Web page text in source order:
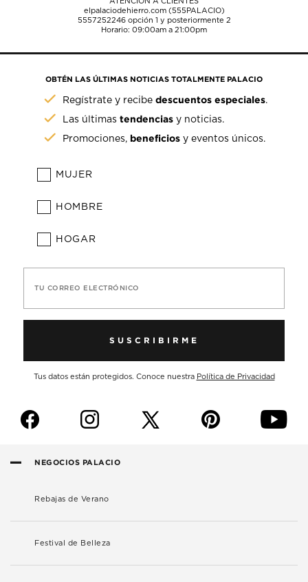
elpalaciodehierro.com (555PALACIO)
5557252246opción 1 y posteriormente 2
Horario: 09:00am a 21:00pm
OBTÉN LAS ÚLTIMAS NOTICIAS TOTALMENTE PALACIO
Regístrate y recibedescuentos especiales.
Las últimastendencias y noticias.
Promociones, beneficios y eventos únicos.
MUJER
HOMBRE
HOGAR
TU CORREO ELECTRÓNICO
SUSCRIBIRME
Tus datos están protegidos. Conoce nuestra Política de Privacidad
f i p y
NEGOCIOS PALACIO
Rebajas de Verano
Festival de Belleza